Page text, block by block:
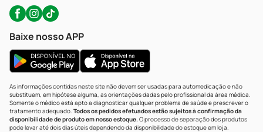
Baixe nosso APP
As informações contidas neste site não devem ser usadas para automedicação e não
substituem, em hipótese alguma, as orientações dadas pelo profissional da área médica.
Somente o médico está apto a diagnosticar qualquer problema de saúde e prescrever o
tratamento adequado. Todos os pedidos efetuados estão sujeitos à confirmação da
disponibilidade de produto em nosso estoque.O processo de separação dos produtos
pode levar até dois dias úteis dependendo da disponibilidade do estoque em loja.